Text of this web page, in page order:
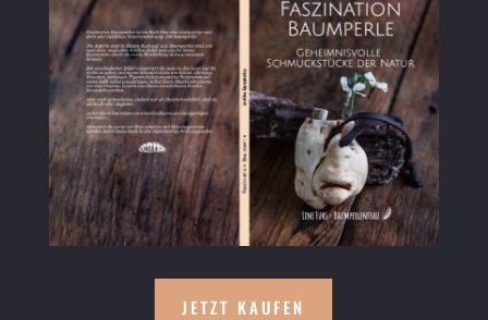
JETZT KAUFEN